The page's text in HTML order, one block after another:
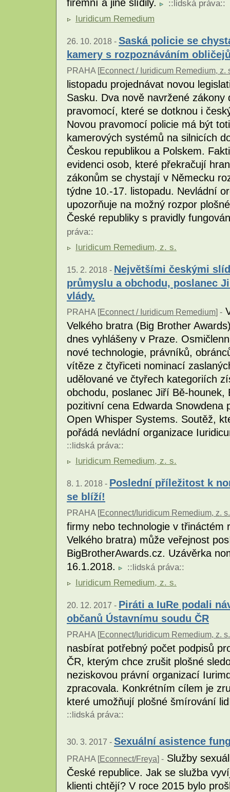
firemní a jiné slídily. :: lidská práva::
Iuridicum Remedium
26. 10. 2018 - Saská policie se
kamery s rozpoznáváním
PRAHA [Econnect / Iuridicum Remedium, z.
listopadu projednávat novou
Sasku. Dva nově navržené
pravomocí, které se dotknou i
Novou pravomocí policie má být
kamerových systémů na silnicích
Českou republikou a Polskem.
evidenci osob, které překračují
zákonům se chystají v Německu
týdne 10.-17. listopadu. Nevládní
upozorňuje na možný rozpor
České republiky s pravidly
práva::
Iuridicum Remedium, z. s.
15. 2. 2018 - Největšími českými
průmyslu a obchodu, poslanec
vlády.
PRAHA [Econnect / Iuridicum Remedium] -
Velkého bratra (Big Brother
dnes vyhlášeny v Praze.
nové technologie, právníků,
vítěze z čtyřiceti nominací
udělované ve čtyřech kategoriích
obchodu, poslanec Jiří Bě-hounek,
pozitivní cena Edwarda Snowdena
Open Whisper Systems. Soutěž,
pořádá nevládní organizace
:: lidská práva::
Iuridicum Remedium, z. s.
8. 1. 2018 - Poslední příležitost k
se blíží!
PRAHA [Econnect/Iuridicum Remedium, z. s.
firmy nebo technologie v třináctém
Velkého bratra) může veřejnost
BigBrotherAwards.cz. Uzávěrka
16.1.2018.
:: lidská práva::
Iuridicum Remedium, z. s.
20. 12. 2017 - Piráti a IuRe podali
občanů Ústavnímu soudu ČR
PRAHA [Econnect/Iuridicum Remedium, z. s.
nasbírat potřebný počet podpisů
ČR, kterým chce zrušit plošné
neziskovou právní organizací
zpracovala. Konkrétním cílem je
které umožňují plošné šmírování
:: lidská práva::
30. 3. 2017 - Sexuální asistence
PRAHA [Econnect/Freya] - Služby
České republice. Jak se služba
klienti chtějí? V roce 2015 bylo